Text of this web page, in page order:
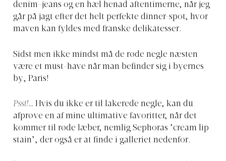
denim-jeans og en hæl henad aftentimerne, når jeg
går på jagt efter det helt perfekte dinner-spot, hvor
maven kan fyldes med franske delikatesser.
Sidst men ikke mindst må de røde negle næsten
være et must-have når man befinder sig i byernes
by, Paris!
Psst!… Hvis du ikke er til lakerede negle, kan du
afprøve en af mine ultimative favoritter, når det
kommer til røde læber, nemlig Sephoras ’cream lip
stain’, der også er at finde i galleriet nedenfor.